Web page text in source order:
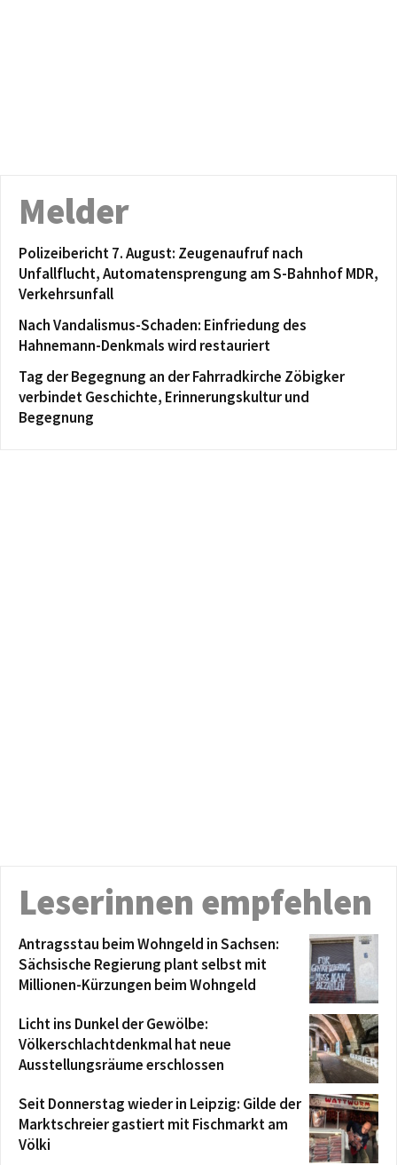
Melder
Polizeibericht 7. August: Zeugenaufruf nach
Unfallflucht, Automatensprengung am S-Bahnhof MDR,
Verkehrsunfall
Nach Vandalismus-Schaden: Einfriedung des
Hahnemann-Denkmals wird restauriert
Tag der Begegnung an der Fahrradkirche Zöbigker
verbindet Geschichte, Erinnerungskultur und
Begegnung
Leserinnen empfehlen
Antragsstau beim Wohngeld in Sachsen:
Sächsische Regierung plant selbst mit
Millionen-Kürzungen beim Wohngeld
Licht ins Dunkel der Gewölbe:
Völkerschlachtdenkmal hat neue
Ausstellungsräume erschlossen
Seit Donnerstag wieder in Leipzig: Gilde der
Marktschreier gastiert mit Fischmarkt am
Völki